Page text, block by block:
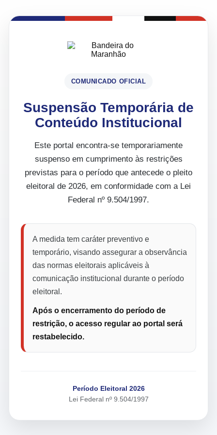
COMUNICADO OFICIAL
Suspensão Temporária de
Conteúdo Institucional
Este portal encontra-se temporariamente
suspenso em cumprimento às restrições
previstas para o período que antecede o pleito
eleitoral de 2026, em conformidade com a Lei
Federal nº 9.504/1997.
A medida tem caráter preventivo e
temporário, visando assegurar a observância
das normas eleitorais aplicáveis à
comunicação institucional durante o período
eleitoral.
Após o encerramento do período de
restrição, o acesso regular ao portal será
restabelecido.
Período Eleitoral 2026
Lei Federal nº 9.504/1997